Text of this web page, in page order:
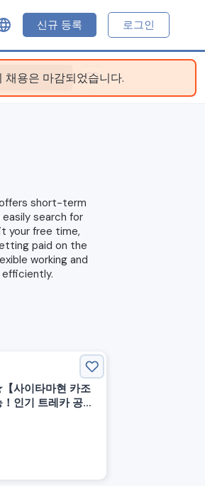
채용은 마감되었습니다.
신규 등록 로그인
short-term
search for
your free time,
paid on the
working and
efficiently.
사이타마현 카조
인기 트레카 공장